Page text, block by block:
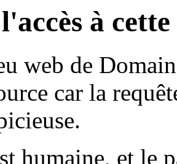
à
web de
car la
humaine, et le